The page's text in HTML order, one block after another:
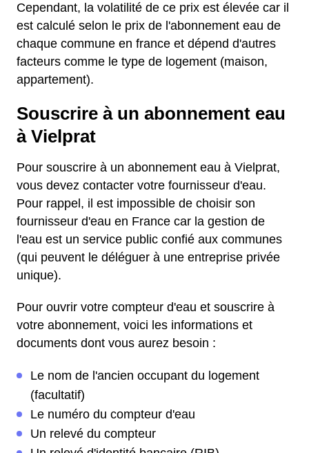
Cependant, la volatilité de ce prix est élevée car il
est calculé selon le prix de l'abonnement eau de
chaque commune en france et dépend d'autres
facteurs comme le type de logement (maison,
appartement).
Souscrire à un abonnement eau
à Vielprat
Pour souscrire à un abonnement eau à Vielprat,
vous devez contacter votre fournisseur d'eau.
Pour rappel, il est impossible de choisir son
fournisseur d'eau en France car la gestion de
l'eau est un service public confié aux communes
(qui peuvent le déléguer à une entreprise privée
unique).
Pour ouvrir votre compteur d'eau et souscrire à
votre abonnement, voici les informations et
documents dont vous aurez besoin :
Le nom de l'ancien occupant du logement
(facultatif)
Le numéro du compteur d'eau
Un relevé du compteur